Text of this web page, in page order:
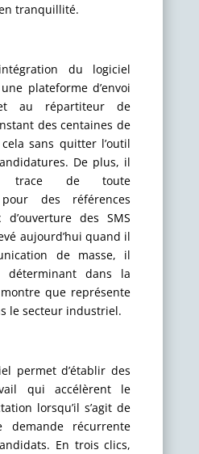
tranquillité.
du logiciel
plateforme d’envoi
au répartiteur de
des centaines de
sans quitter l’outil
De plus, il
trace de toute
pour des références
des SMS
aujourd’hui quand il
de masse, il
déterminant dans la
que représente
le secteur industriel.
permet d’établir des
qui accélèrent le
lorsqu’il s’agit de
demande récurrente
En trois clics,